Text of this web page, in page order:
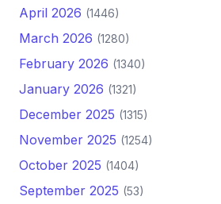
April 2026 (1446)
March 2026 (1280)
February 2026 (1340)
January 2026 (1321)
December 2025 (1315)
November 2025 (1254)
October 2025 (1404)
September 2025 (53)